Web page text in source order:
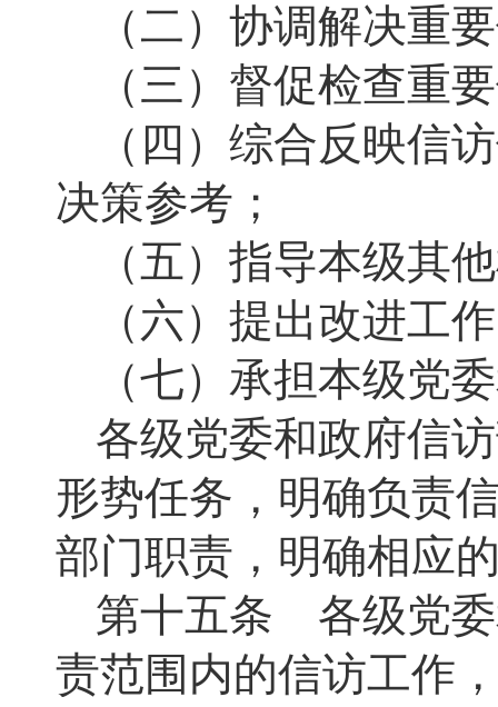
（二）协调解决重
（三）督促检查重
（四）综合反映信
决策参考；
（五）指导本级其
（六）提出改进工
（七）承担本级党
各级党委和政府信
形势任务，明确负责
部门职责，明确相应
第十五条 各级党委
责范围内的信访工作